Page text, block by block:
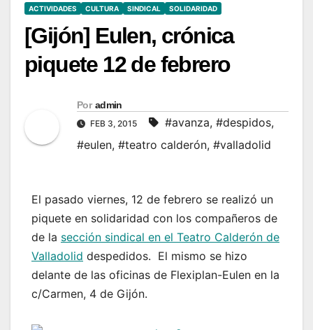
ACTIVIDADES CULTURA SINDICAL SOLIDARIDAD
[Gijón] Eulen, crónica
piquete 12 de febrero
Por admin
FEB 3, 2015 #avanza, #despidos,
#eulen, #teatro calderón, #valladolid
El pasado viernes, 12 de febrero se realizó un
piquete en solidaridad con los compañeros de
de la sección sindical en el Teatro Calderón de
Valladolid despedidos. El mismo se hizo
delante de las oficinas de Flexiplan-Eulen en la
c/Carmen, 4 de Gijón.